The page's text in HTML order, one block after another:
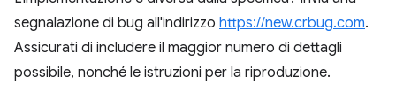
segnalazione di bug all'indirizzo https://new.crbug.com.
Assicurati di includere il maggior numero di dettagli
possibile, nonché le istruzioni per la riproduzione.